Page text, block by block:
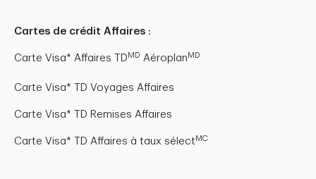
Cartes de crédit Affaires :
Carte Visa* Affaires TD MD Aéroplan MD
Carte Visa* TD Voyages Affaires
Carte Visa* TD Remises Affaires
Carte Visa* TD Affaires à taux sélect MC